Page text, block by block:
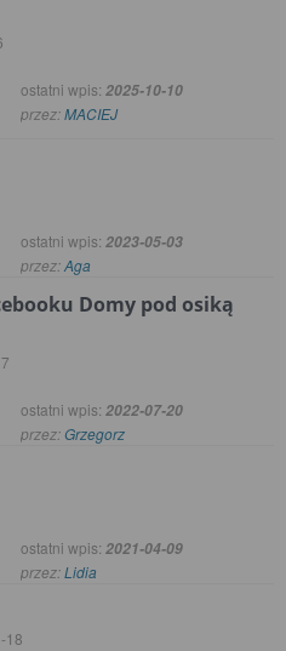
ostatni wpis: 2025-10-10
przez:MACIEJ
ostatni wpis: 2023-05-03
przez:Aga
Domy pod osiką
ostatni wpis: 2022-07-20
przez:Grzegorz
ostatni wpis: 2021-04-09
przez:Lidia
18